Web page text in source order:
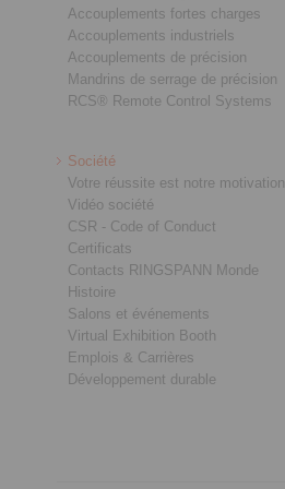
Accouplements fortes charges
Accouplements industriels
Accouplements de précision
Mandrins de serrage de précision
RCS® Remote Control Systems
Société
Votre réussite est notre motivation
Vidéo société
CSR - Code of Conduct
Certificats
Contacts RINGSPANN Monde
Histoire
Salons et événements
Virtual Exhibition Booth
Emplois & Carrières
Développement durable